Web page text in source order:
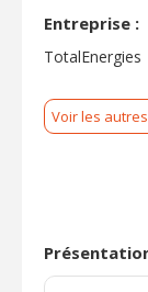
Entreprise :
TotalEnergies
Voir les